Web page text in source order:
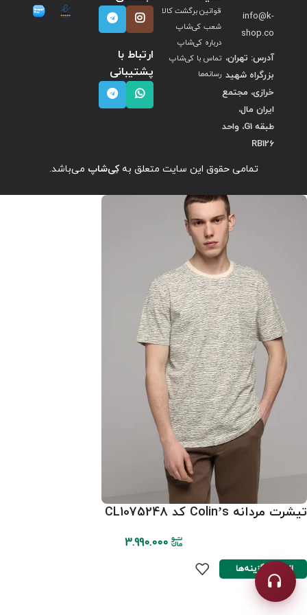
info@k-
shop.co
آدرس: تهران،
بزرگراه شهید
خرازی، مجتمع
ایران مال،
طبقه G1، واحد
RB126
قوانین برگشت کالا
شعب کی‌شاپ
درباره کی‌شاپ
تماس با کی‌شاپ
رسانه‌ها
ارتباط با
پشتیبانی
تمامی حقوق این سایت متعلق بهکِی‌شاپ می‌باشد.
تیشرت مردانه Colin’s کد CL1075248
3.990.000
انتخاب گزینه‌ها